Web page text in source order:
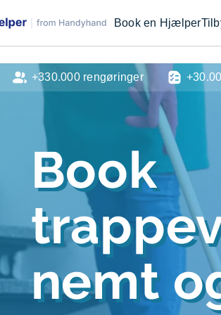
Book en Hjælper
Book
nemt
+330.000 rengøringer